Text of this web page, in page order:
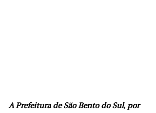
A Prefeitura de São Bento do Sul, por